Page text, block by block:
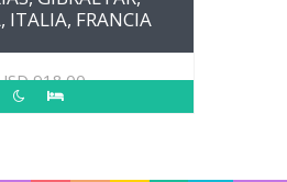
ITALIA, FRANCIA
918.00